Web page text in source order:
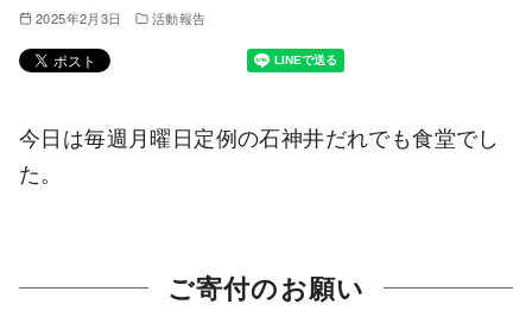
2025年2月3日 活動報告
今日は毎週月曜日定例の石神井だれでも食堂でし
た。
ご寄付のお願い